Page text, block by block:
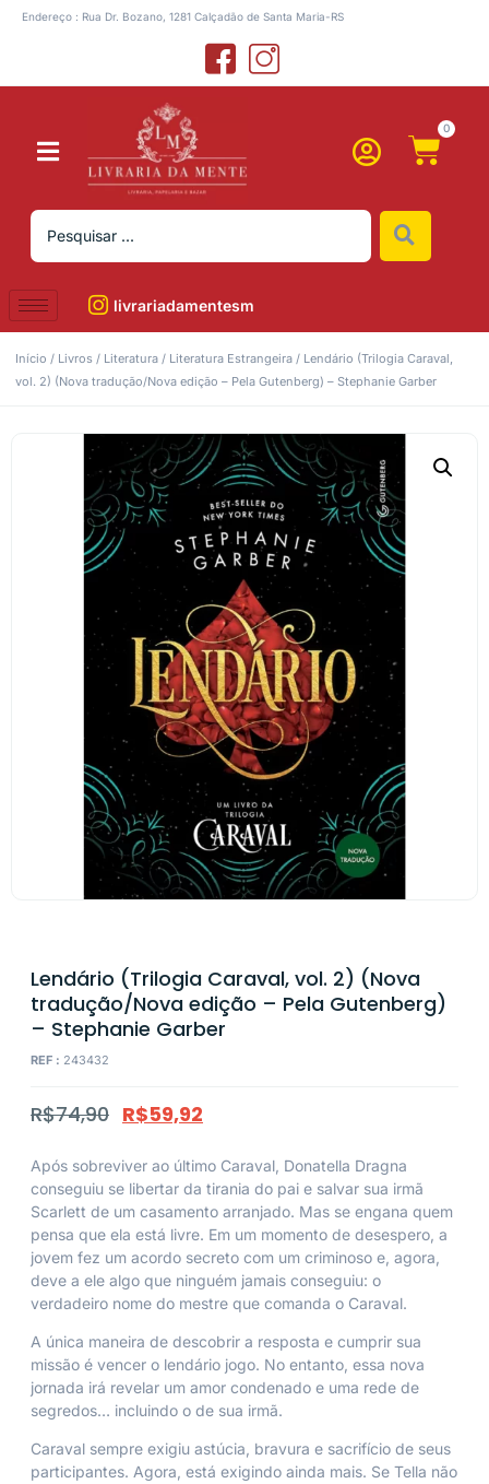
Endereço : Rua Dr. Bozano, 1281 Calçadão de Santa Maria-RS
0
livrariadamentesm
Início / Livros / Literatura / Literatura Estrangeira / Lendário (Trilogia Caraval,
vol. 2) (Nova tradução/Nova edição – Pela Gutenberg) – Stephanie Garber
Lendário (Trilogia Caraval, vol. 2) (Nova
tradução/Nova edição – Pela Gutenberg)
– Stephanie Garber
REF : 243432
R$74,90 R$59,92
Após sobreviver ao último Caraval, Donatella Dragna
conseguiu se libertar da tirania do pai e salvar sua irmã
Scarlett de um casamento arranjado. Mas se engana quem
pensa que ela está livre. Em um momento de desespero, a
jovem fez um acordo secreto com um criminoso e, agora,
deve a ele algo que ninguém jamais conseguiu: o
verdadeiro nome do mestre que comanda o Caraval.
A única maneira de descobrir a resposta e cumprir sua
missão é vencer o lendário jogo. No entanto, essa nova
jornada irá revelar um amor condenado e uma rede de
segredos… incluindo o de sua irmã.
Caraval sempre exigiu astúcia, bravura e sacrifício de seus
participantes. Agora, está exigindo ainda mais. Se Tella não